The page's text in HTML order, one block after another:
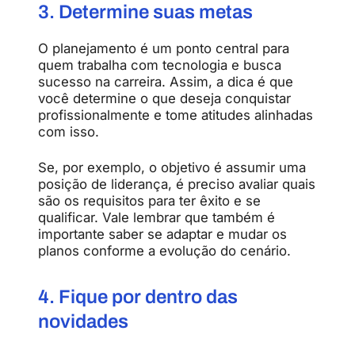
3. Determine suas metas
O planejamento é um ponto central para
quem trabalha com tecnologia e busca
sucesso na carreira. Assim, a dica é que
você determine o que deseja conquistar
profissionalmente e tome atitudes alinhadas
com isso.
Se, por exemplo, o objetivo é assumir uma
posição de liderança, é preciso avaliar quais
são os requisitos para ter êxito e se
qualificar. Vale lembrar que também é
importante saber se adaptar e mudar os
planos conforme a evolução do cenário.
4. Fique por dentro das
novidades